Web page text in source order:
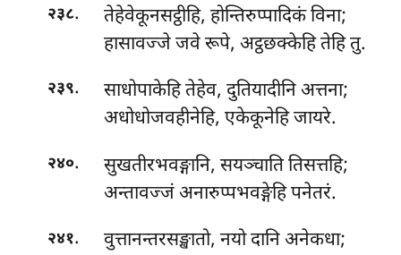
२३८.
तेहेवेकूनसट्ठीहि, होन्तिरुप्पादिकं विना;
हासावज्जे जवे रूपे, अट्ठछक्केहि तेहि तु.
२३९.
साधोपाकेहि तेहेव, दुतियादीनि अत्तना;
अधोधोजवहीनेहि, एकेकूनेहि जायरे.
२४०.
सुखतीरभवङ्गानि, सयञ्चाति तिसत्तहि;
अन्तावज्जं अनारुप्पभवङ्गेहि पनेतरं.
२४१.
वुत्तानन्तरसङ्खातो, नयो दानि अनेकधा;